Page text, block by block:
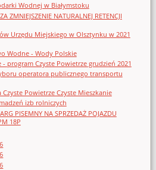
Wodnej w Białymstoku
ZMNIEJSZENIE NATURALNEJ RETENCJI
Urzędu Miejskiego w Olsztynku w 2021
Wodne - Wody Polskie
program Czyste Powietrze grudzień 2021
operatora publicznego transportu
Powietrze Czyste Mieszkanie
izb rolniczych
PISEMNY NA SPRZEDAŻ POJAZDU
18P